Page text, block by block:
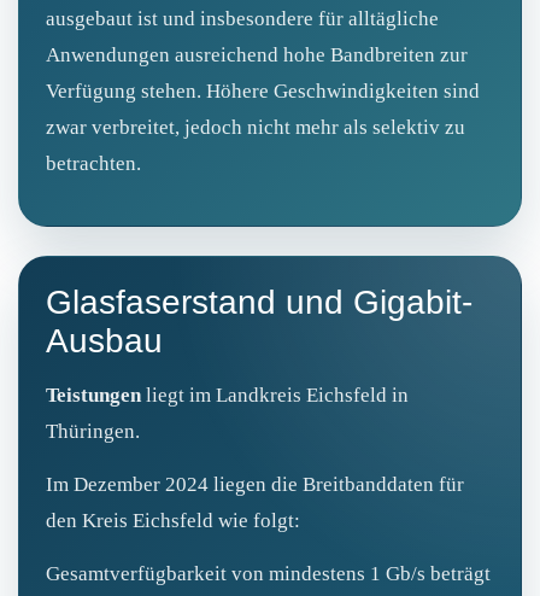
ausgebaut ist und insbesondere für alltägliche
Anwendungen ausreichend hohe Bandbreiten zur
Verfügung stehen. Höhere Geschwindigkeiten sind
zwar verbreitet, jedoch nicht mehr als selektiv zu
betrachten.
Glasfaserstand und Gigabit-
Ausbau
Teistungen liegt im Landkreis Eichsfeld in
Thüringen.
Im Dezember 2024 liegen die Breitbanddaten für
den Kreis Eichsfeld wie folgt:
Gesamtverfügbarkeit von mindestens 1 Gb/s beträgt